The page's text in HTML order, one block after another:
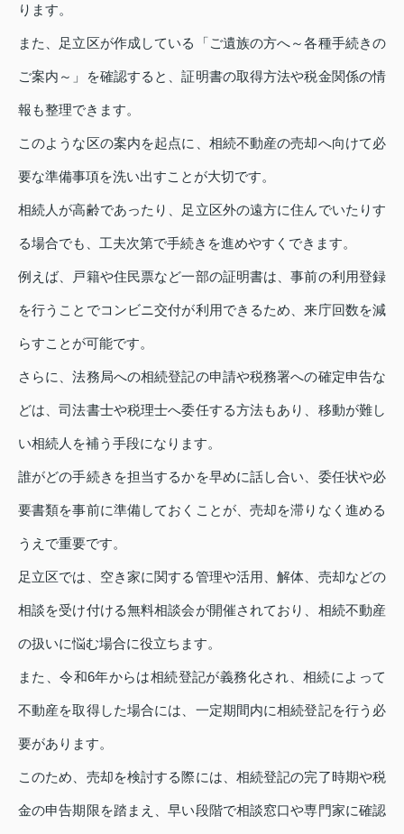
ります。
また、足立区が作成している「ご遺族の方へ～各種手続きの
ご案内～」を確認すると、証明書の取得方法や税金関係の情
報も整理できます。
このような区の案内を起点に、相続不動産の売却へ向けて必
要な準備事項を洗い出すことが大切です。
相続人が高齢であったり、足立区外の遠方に住んでいたりす
る場合でも、工夫次第で手続きを進めやすくできます。
例えば、戸籍や住民票など一部の証明書は、事前の利用登録
を行うことでコンビニ交付が利用できるため、来庁回数を減
らすことが可能です。
さらに、法務局への相続登記の申請や税務署への確定申告な
どは、司法書士や税理士へ委任する方法もあり、移動が難し
い相続人を補う手段になります。
誰がどの手続きを担当するかを早めに話し合い、委任状や必
要書類を事前に準備しておくことが、売却を滞りなく進める
うえで重要です。
足立区では、空き家に関する管理や活用、解体、売却などの
相談を受け付ける無料相談会が開催されており、相続不動産
の扱いに悩む場合に役立ちます。
また、令和6年からは相続登記が義務化され、相続によって
不動産を取得した場合には、一定期間内に相続登記を行う必
要があります。
このため、売却を検討する際には、相続登記の完了時期や税
金の申告期限を踏まえ、早い段階で相談窓口や専門家に確認